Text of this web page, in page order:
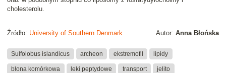
cholesterolu.
Autor: Anna Błońska
Źródło: University of Southern Denmark
Sulfolobus islandicus archeon ekstremofil lipidy
błona komórkowa leki peptydowe transport jelito